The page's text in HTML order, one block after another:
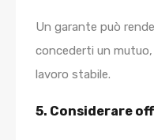
Un garante può
concederti un
lavoro stabile.
5. Considerare